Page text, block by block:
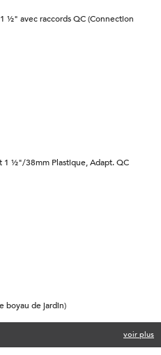
½" avec raccords QC (Connection
1 ½"/38mm Plastique, Adapt. QC
boyau de jardin)
voir plus